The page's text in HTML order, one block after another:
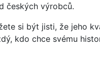
českých výrobců.
si být jisti, že jeho
kdo chce svému